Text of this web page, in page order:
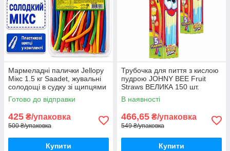
Мармеладні палички Jellopy
Мікс 1.5 кг Saadet, жувальні
солодощі в судку зі щипцями
Туреччина
Готово до відправки
425 ₴/упаковка
500 ₴/упаковка
Купити
Трубочка для пиття з кислою
пудрою JOHNY BEE Fruit
Straws ВЕЛИКА 150 шт.
В наявності
466,65 ₴/упаковка
549 ₴/упаковка
Купити